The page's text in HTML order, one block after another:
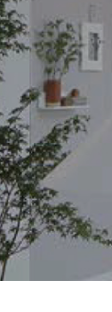
窓
め
ー
の流れ
野祐哉